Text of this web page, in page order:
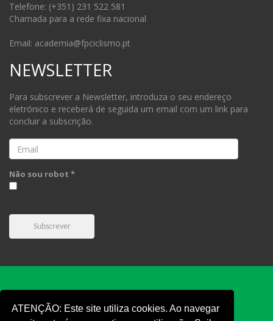
ATENÇÃO: Este site utiliza cookies. Ao navegar
Telefone: (+351) 231 522 581
Chamada para a rede fixa nacional
Email: academia@fpciclismo.pt
NEWSLETTER
Para subscrever a Newsletter, introduza o seu endereço
eletrónico e receberá de seguida um email com um link para
concluir a subscrição.
Email
Não sou robot *
Subscrever